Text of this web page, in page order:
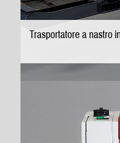
Trasportatore a nastro